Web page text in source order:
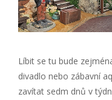
Líbit se tu bude
divadlo nebo zábavní
zavítat sedm dnů v